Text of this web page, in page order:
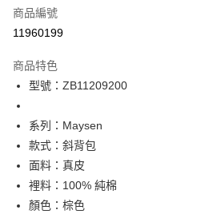
信用卡分期付款
合作金庫商業銀行
華南商業銀行
國泰世華商業銀行
臺灣中小企業銀行
匯豐（台灣）商業銀行
聯邦商業銀行
元大商業銀行
玉山商業銀行
LINE Pay
Apple Pay
街口支付
悠遊付
商品編號
11960199
商品特色
型號：ZB11209200
系列：Maysen
款式：斜背包
面料：真皮
裡料：100% 純棉
顏色：棕色